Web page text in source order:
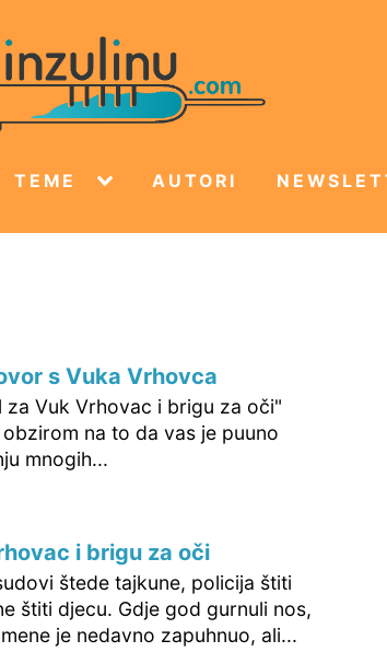
TEME AUTORI
s Vuka Vrhovca
za Vuk Vrhovac i brigu za oči"
na to da vas je puuno
mnogih...
i brigu za oči
štede tajkune, policija štiti
štiti djecu. Gdje god gurnuli nos,
je nedavno zapuhnuo, ali...